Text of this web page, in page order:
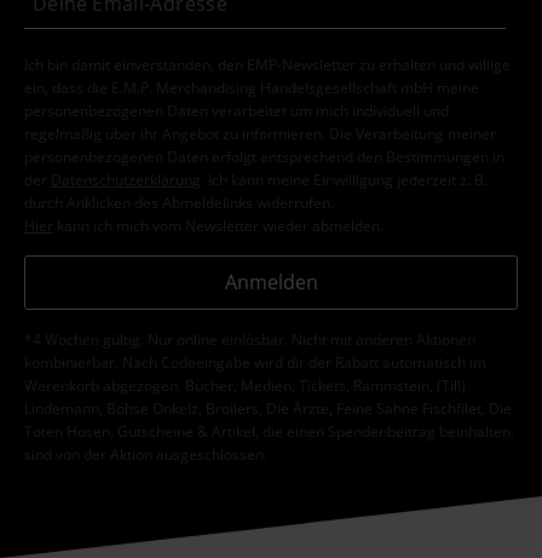
Ich bin damit einverstanden, den EMP-Newsletter zu erhalten und willige
ein, dass die E.M.P. Merchandising Handelsgesellschaft mbH meine
personenbezogenen Daten verarbeitet um mich individuell und
regelmäßig über ihr Angebot zu informieren. Die Verarbeitung meiner
personenbezogenen Daten erfolgt entsprechend den Bestimmungen in
der
Datenschutzerklärung
. Ich kann meine Einwilligung jederzeit z. B.
durch Anklicken des Abmeldelinks widerrufen.
Hier kann ich mich vom Newsletter wieder abmelden.
Anmelden
*4 Wochen gültig. Nur online einlösbar. Nicht mit anderen Aktionen
kombinierbar. Nach Codeeingabe wird dir der Rabatt automatisch im
Warenkorb abgezogen. Bücher, Medien, Tickets, Rammstein, (Till)
Lindemann, Böhse Onkelz, Broilers, Die Ärzte, Feine Sahne Fischfilet, Die
Toten Hosen, Gutscheine & Artikel, die einen Spendenbeitrag beinhalten,
sind von der Aktion ausgeschlossen.